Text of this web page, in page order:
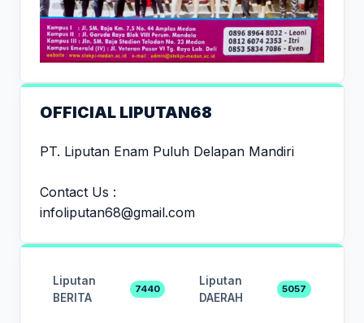
OFFICIAL LIPUTAN68
PT. Liputan Enam Puluh Delapan Mandiri
Contact Us :
infoliputan68@gmail.com
Liputan
BERITA
7440
Liputan
DAERAH
5057